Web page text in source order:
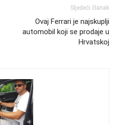
Sljedeći članak
Ovaj Ferrari je najskuplji
automobil koji se prodaje u
Hrvatskoj